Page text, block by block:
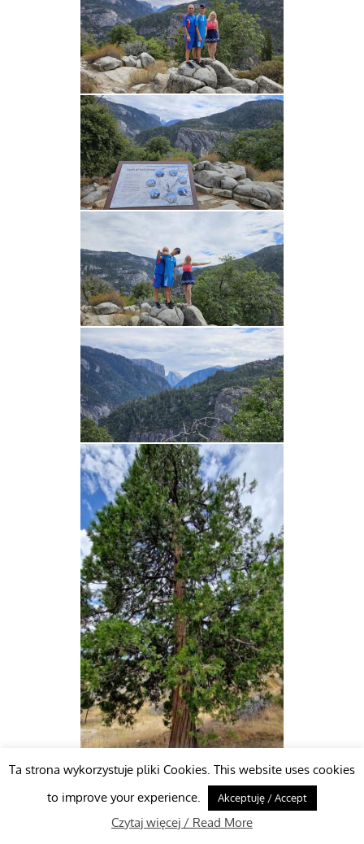
Ta strona wykorzystuje pliki Cookies. This website uses cookies
to improve your experience.
Akceptuję / Accept
Czytaj więcej / Read More